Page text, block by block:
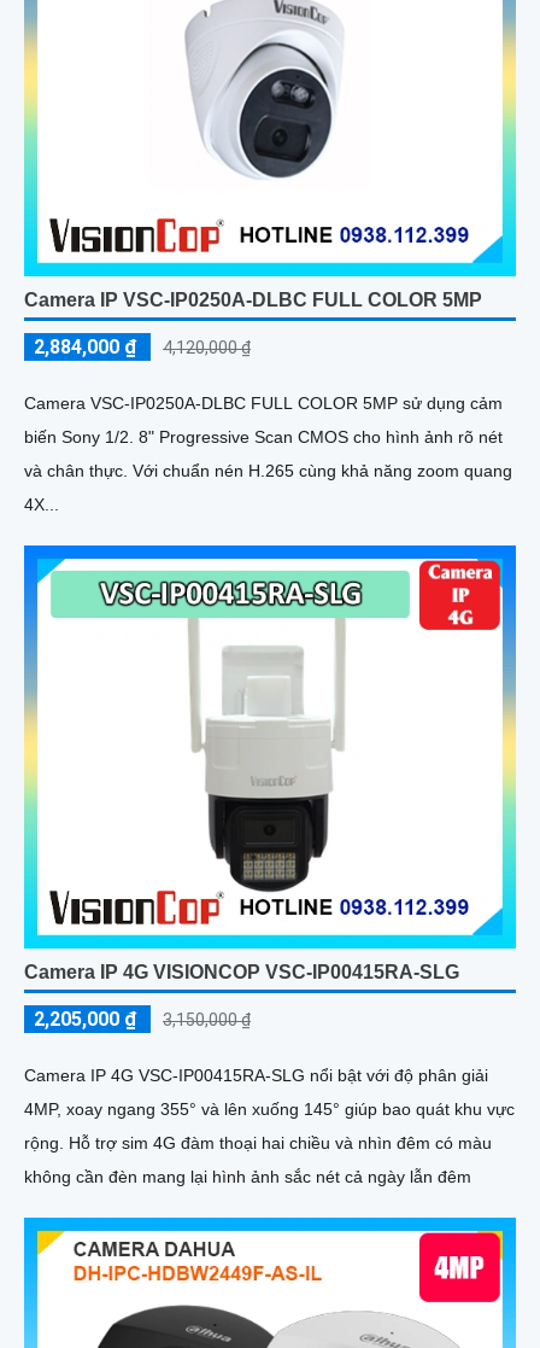
Camera IP VSC-IP0250A-DLBC FULL COLOR 5MP
2,884,000 ₫ 4,120,000 ₫
Camera VSC-IP0250A-DLBC FULL COLOR 5MP sử dụng cảm
biến Sony 1/2. 8" Progressive Scan CMOS cho hình ảnh rõ nét
và chân thực. Với chuẩn nén H.265 cùng khả năng zoom quang
4X...
Camera IP 4G VISIONCOP VSC-IP00415RA-SLG
2,205,000 ₫ 3,150,000 ₫
Camera IP 4G VSC-IP00415RA-SLG nổi bật với độ phân giải
4MP, xoay ngang 355° và lên xuống 145° giúp bao quát khu vực
rộng. Hỗ trợ sim 4G đàm thoại hai chiều và nhìn đêm có màu
không cần đèn mang lại hình ảnh sắc nét cả ngày lẫn đêm